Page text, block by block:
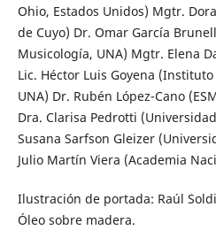
Ohio, Estados Unidos) Mgtr.
de Cuyo) Dr. Omar García
Musicología, UNA) Mgtr. Elena
Lic. Héctor Luis Goyena
UNA) Dr. Rubén López-Cano
Dra. Clarisa Pedrotti
Susana Sarfson Gleizer
Julio Martín Viera (Academia
Ilustración de portada: Raúl
Óleo sobre madera.